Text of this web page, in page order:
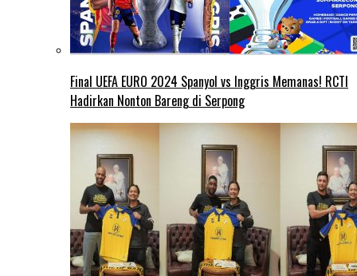
Final UEFA EURO 2024 Spanyol vs Inggris Memanas! RCTI
Hadirkan Nonton Bareng di Serpong